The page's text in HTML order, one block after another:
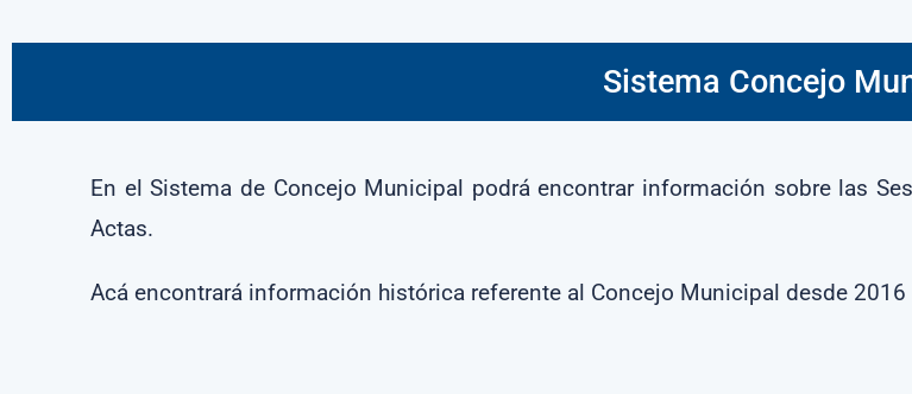
Sistema Concejo
En el Sistema de Concejo Municipal podrá encontrar información sobre las
Actas.
Acá encontrará información histórica referente al Concejo Municipal desde 2016